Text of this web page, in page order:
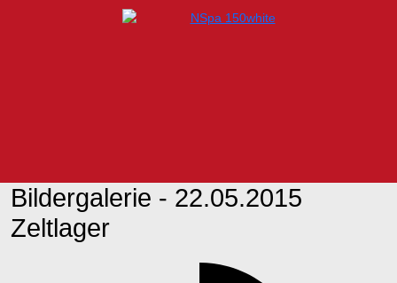
Bildergalerie - 22.05.2015
Zeltlager